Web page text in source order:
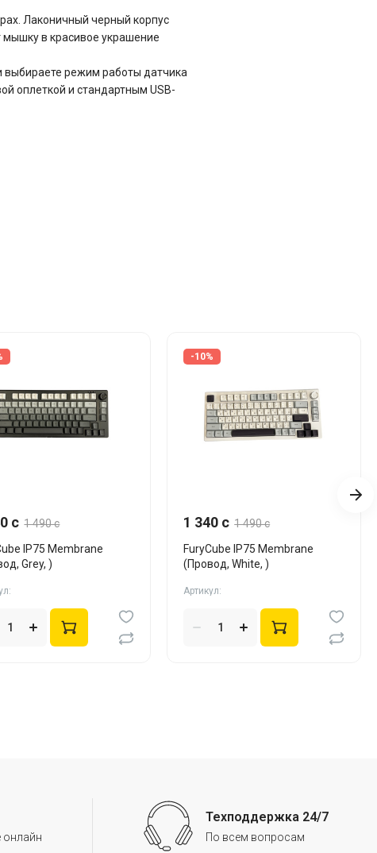
Лаконичный черный корпус
в красивое украшение
выбираете режим работы датчика
оплеткой и стандартным USB-
c 1 490 c
IP75 Membrane
Grey, )
-10%
1 340 c 1 490 c
FuryCube IP75 Membrane
(Провод, White, )
Артикул:
онлайн
Техподдержка 24/7
По всем вопросам